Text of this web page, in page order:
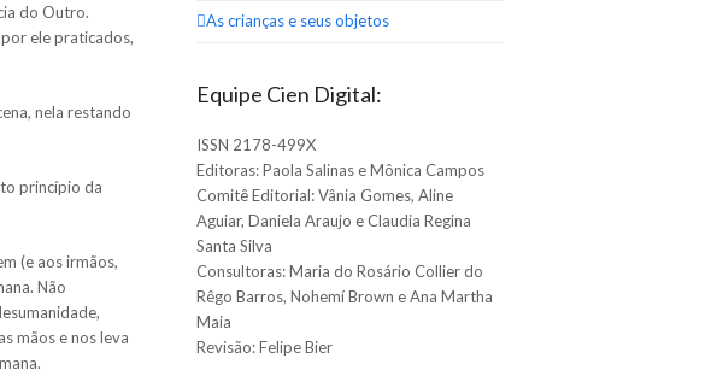
do Outro.
ele praticados,
nela restando
princípio da
(e aos irmãos,
Não
mãos e nos leva
As crianças e seus objetos
Equipe Cien Digital:
ISSN 2178-499X
Editoras: Paola Salinas e Mônica Campos
Comitê Editorial: Vânia Gomes, Aline
Aguiar, Daniela Araujo e Claudia Regina
Santa Silva
Consultoras: Maria do Rosário Collier do
Rêgo Barros, Nohemí Brown e Ana Martha
Maia
Revisão: Felipe Bier